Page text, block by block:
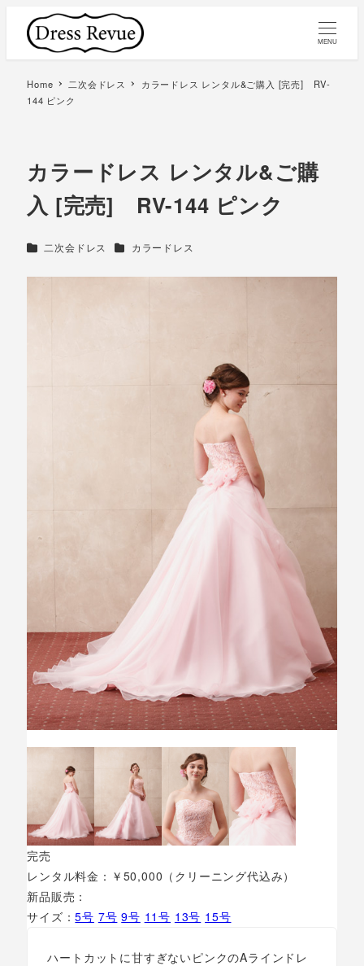
MENU
Home 二次会ドレス
カラードレス レンタル&ご購入 [完売] RV-
144 ピンク
カラードレス レンタル&ご購
入 [完売] RV-144 ピンク
カテゴリー
二次会ドレス カテゴリー
カラードレス
完売
レンタル料金：￥50,000（クリーニング代込み）
新品販売：
サイズ：5号 7号 9号 11号 13号 15号
ハートカットに甘すぎないピンクのAラインドレ